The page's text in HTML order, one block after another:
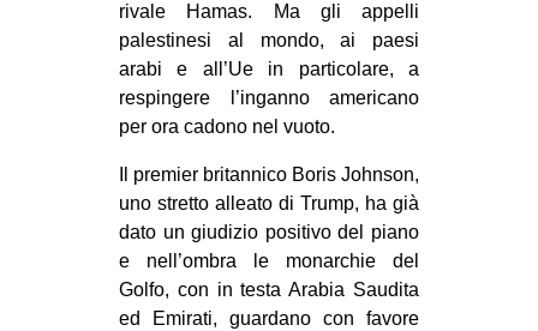
rivale Hamas. Ma gli appelli
palestinesi al mondo, ai paesi
arabi e all’Ue in particolare, a
respingere l’inganno americano
per ora cadono nel vuoto.
Il premier britannico Boris Johnson,
uno stretto alleato di Trump, ha già
dato un giudizio positivo del piano
e nell’ombra le monarchie del
Golfo, con in testa Arabia Saudita
ed Emirati, guardano con favore